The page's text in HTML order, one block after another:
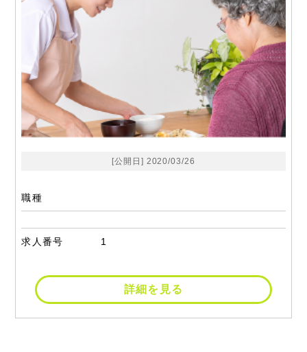
[公開日] 2020/03/26
職種
求人番号 1
詳細を見る